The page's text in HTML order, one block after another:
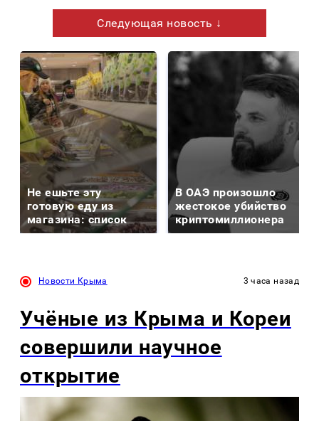
Следующая новость ↓
Не ешьте эту
готовую еду из
магазина: список
В ОАЭ произошло
жестокое убийство
криптомиллионера
Новости Крыма 3 часа назад
Учёные из Крыма и Кореи
совершили научное
открытие